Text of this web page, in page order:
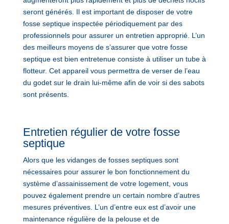
seront générés. Il est important de disposer de votre
fosse septique inspectée périodiquement par des
professionnels pour assurer un entretien approprié. L’un
des meilleurs moyens de s’assurer que votre fosse
septique est bien entretenue consiste à utiliser un tube à
flotteur. Cet appareil vous permettra de verser de l’eau
du godet sur le drain lui-même afin de voir si des sabots
sont présents.
Entretien régulier de votre fosse
septique
Alors que les vidanges de fosses septiques sont
nécessaires pour assurer le bon fonctionnement du
système d’assainissement de votre logement, vous
pouvez également prendre un certain nombre d’autres
mesures préventives. L’un d’entre eux est d’avoir une
maintenance régulière de la pelouse et de